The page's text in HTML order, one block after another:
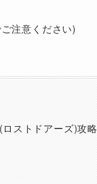
注意ください)
ストドアーズ)攻